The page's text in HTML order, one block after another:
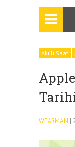
Akıllı Saat
WEARMAN |